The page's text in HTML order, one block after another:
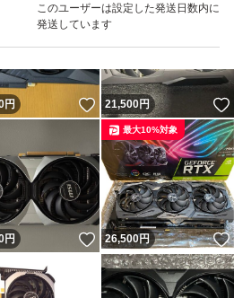
このユーザーは設定した発送日数内に
発送しています
！
円 いいね！
21,500円
円 いいね！
26,500円
最大10%対象